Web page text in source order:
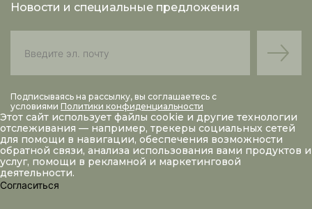
Новости и специальные предложения
Подписываясь на рассылку, вы соглашаетесь с
условиями Политики конфиденциальности
Этот сайт использует файлы cookie и другие технологии
отслеживания — например, трекеры социальных сетей
для помощи в навигации, обеспечения возможности
обратной связи, анализа использования вами продуктов и
услуг, помощи в рекламной и маркетинговой
деятельности.
Согласиться